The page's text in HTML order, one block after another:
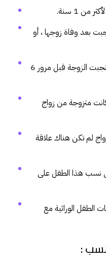
من 1 سنة.
بعد وفاة زوجها ، أو
أيضا ، يتم سماع الدعاوى القضائية إذا أنجبت الزوجة قبل مرور 6
متزوجة من زواج
لم تكن هناك علاقة
نسب هذا الطفل على
الوراثية مع
: